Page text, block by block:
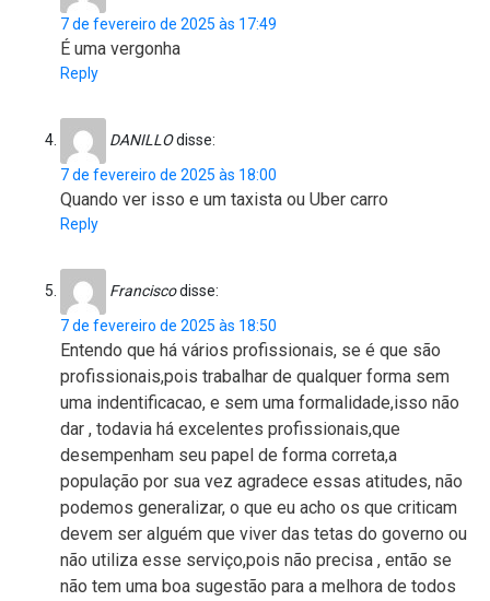
7 de fevereiro de 2025 às 17:49
É uma vergonha
Reply
DANILLOdisse:
7 de fevereiro de 2025 às 18:00
Quando ver isso e um taxista ou Uber carro
Reply
Franciscodisse:
7 de fevereiro de 2025 às 18:50
Entendo que há vários profissionais, se é que são
profissionais,pois trabalhar de qualquer forma sem
uma indentificacao, e sem uma formalidade,isso não
dar , todavia há excelentes profissionais,que
desempenham seu papel de forma correta,a
população por sua vez agradece essas atitudes, não
podemos generalizar, o que eu acho os que criticam
devem ser alguém que viver das tetas do governo ou
não utiliza esse serviço,pois não precisa , então se
não tem uma boa sugestão para a melhora de todos